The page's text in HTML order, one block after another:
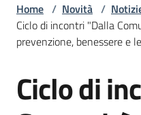
Amministrazione
Novità
Menu selezionato
Home / Novità /
Ciclo di incontri "Dalla
prevenzione, benessere e
Salta al contenuto
Ciclo di